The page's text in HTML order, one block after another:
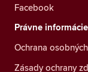
Facebook
Právne informácie
Ochrana
Zásady ochrany